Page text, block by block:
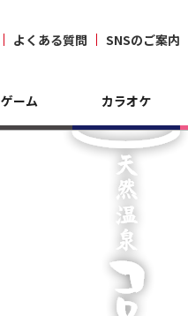
よくある質問 SNSのご案内
ゲーム カラオケ